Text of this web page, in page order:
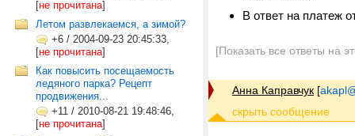
[не прочитана]
Летом развлекаемся, а зимой?
+6 / 2004-09-23 20:45:33,
[не прочитана]
Как повысить посещаемость
ледяного парка? Рецепт
продвижения...
+11 / 2010-08-21 19:48:46,
[не прочитана]
В ответ на платеж
[Показать все ответы на
Анна Каправчук [